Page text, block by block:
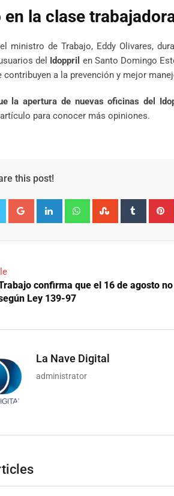
en la clase
ministro de Trabajo, Eddy Olivares,
del Idoppril en Santo Domingo
contribuyen a la prevención y mejor
la apertura de nuevas oficinas del
para conocer más opiniones.
this post!
Google+ LinkedIn WhatsappStumbleUpon
Tumblr
confirma que el 16 de agosto
Ley 139-97
La Nave Digital
administrator